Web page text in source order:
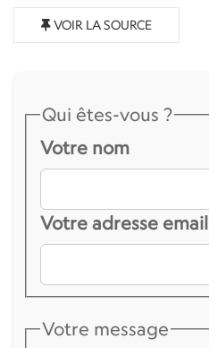
VOIR LA SOURCE
Qui êtes-vous ?
Votre nom
Votre adresse email
Votre message